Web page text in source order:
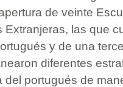
de veinte
Extranjeras, las que
y de una
diferentes
portugués de